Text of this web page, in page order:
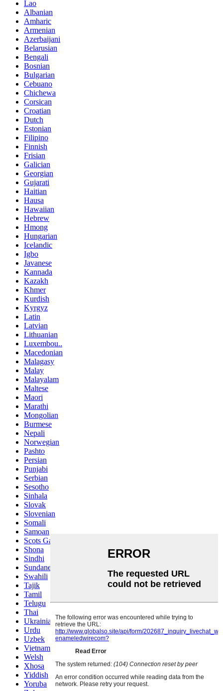
Lao
Albanian
Amharic
Armenian
Azerbaijani
Belarusian
Bengali
Bosnian
Bulgarian
Cebuano
Chichewa
Corsican
Croatian
Dutch
Estonian
Filipino
Finnish
Frisian
Galician
Georgian
Gujarati
Haitian
Hausa
Hawaiian
Hebrew
Hmong
Hungarian
Icelandic
Igbo
Javanese
Kannada
Kazakh
Khmer
Kurdish
Kyrgyz
Latin
Latvian
Lithuanian
Luxembou..
Macedonian
Malagasy
Malay
Malayalam
Maltese
Maori
Marathi
Mongolian
Burmese
Nepali
Norwegian
Pashto
Persian
Punjabi
Serbian
Sesotho
Sinhala
Slovak
Slovenian
Somali
Samoan
Scots Gaelic
Shona
Sindhi
Sundanese
Swahili
Tajik
Tamil
Telugu
Thai
Ukrainian
Urdu
Uzbek
Vietnamese
Welsh
Xhosa
Yiddish
Yoruba